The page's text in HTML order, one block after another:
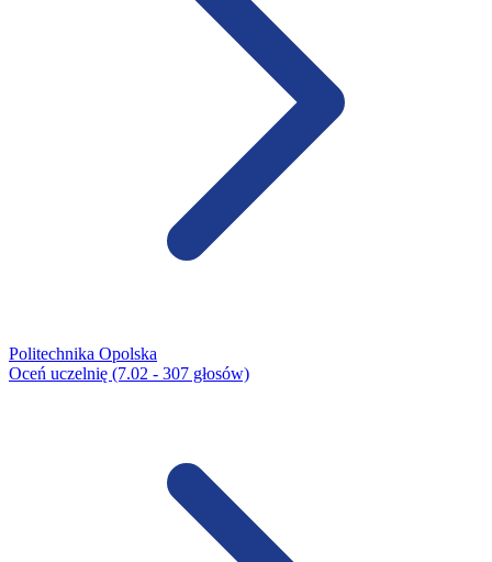
Politechnika Opolska
Oceń uczelnię (7.02 - 307 głosów)